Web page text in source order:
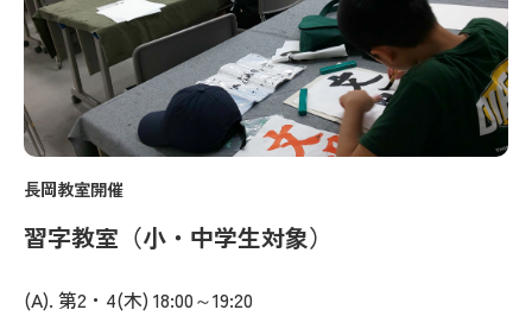
長岡教室開催
習字教室（小・中学生対象）
(A). 第2・4(木) 18:00～19:20